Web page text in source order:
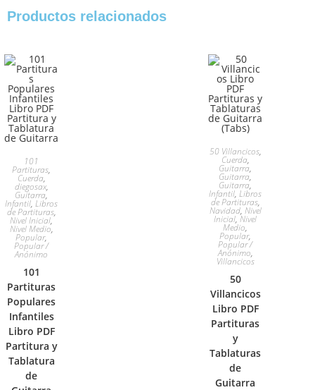
Productos relacionados
101
Partituras,
Cuerda,
diegosax,
Guitarra,
Infantil,Libros
de Partituras,
Nivel Inicial,
Nivel Medio,
Popular,
Popular /
Anónimo
101
Partituras
Populares
Infantiles
Libro PDF
Partitura y
Tablatura
de
50 Villancicos,
Cuerda,
Guitarra,
Guitarra,
Guitarra,
Infantil,Libros
de Partituras,
Navidad, Nivel
Inicial,Nivel
Medio,
Popular,
Popular /
Anónimo,
Villancicos
50
Villancicos
Libro PDF
Partituras
y
Tablaturas
de
Guitarra